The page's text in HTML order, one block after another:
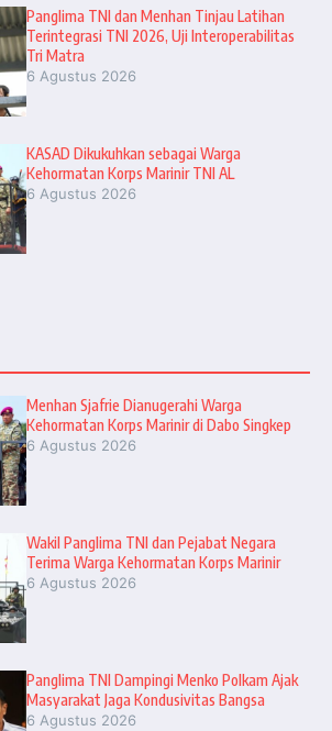
Panglima TNI dan Menhan Tinjau Latihan
Terintegrasi TNI 2026, Uji Interoperabilitas
Tri Matra
6 Agustus 2026
KASAD Dikukuhkan sebagai Warga
Kehormatan Korps Marinir TNI AL
6 Agustus 2026
Menhan Sjafrie Dianugerahi Warga
Kehormatan Korps Marinir di Dabo Singkep
6 Agustus 2026
Wakil Panglima TNI dan Pejabat Negara
Terima Warga Kehormatan Korps Marinir
6 Agustus 2026
Panglima TNI Dampingi Menko Polkam Ajak
Masyarakat Jaga Kondusivitas Bangsa
6 Agustus 2026